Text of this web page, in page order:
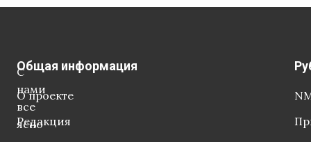
С
нами
все
ясно
Общая информация
О проекте
Редакция